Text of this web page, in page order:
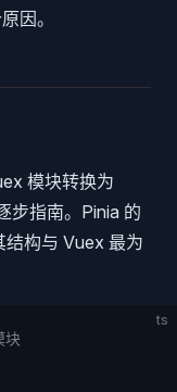
因。
模块转换为
步指南。Pinia 的
构与 Vuex 最为
ts